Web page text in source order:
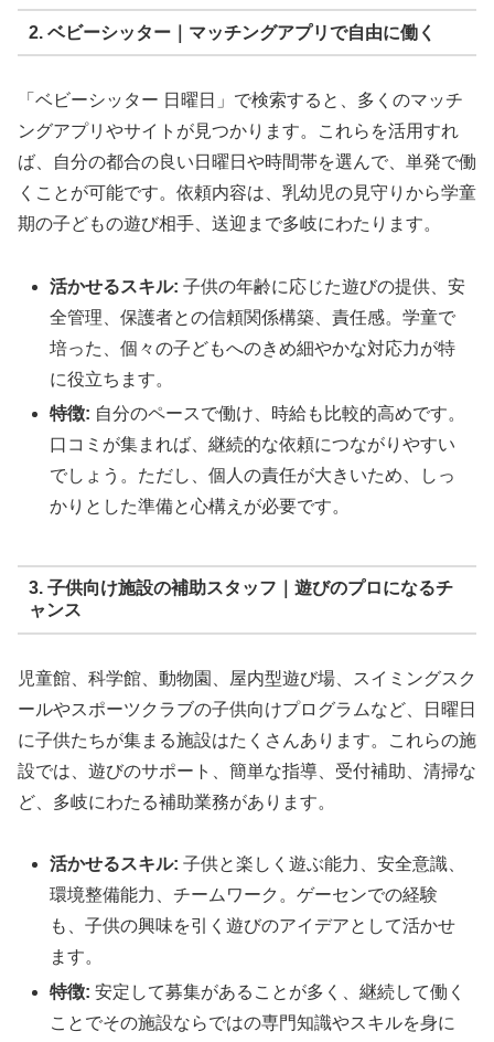
2. ベビーシッター｜マッチングアプリで自由に働く
「ベビーシッター 日曜日」で検索すると、多くのマッチ
ングアプリやサイトが見つかります。これらを活用すれ
ば、自分の都合の良い日曜日や時間帯を選んで、単発で働
くことが可能です。依頼内容は、乳幼児の見守りから学童
期の子どもの遊び相手、送迎まで多岐にわたります。
活かせるスキル: 子供の年齢に応じた遊びの提供、安
全管理、保護者との信頼関係構築、責任感。学童で
培った、個々の子どもへのきめ細やかな対応力が特
に役立ちます。
特徴: 自分のペースで働け、時給も比較的高めです。
口コミが集まれば、継続的な依頼につながりやすい
でしょう。ただし、個人の責任が大きいため、しっ
かりとした準備と心構えが必要です。
3. 子供向け施設の補助スタッフ｜遊びのプロになるチ
ャンス
児童館、科学館、動物園、屋内型遊び場、スイミングスク
ールやスポーツクラブの子供向けプログラムなど、日曜日
に子供たちが集まる施設はたくさんあります。これらの施
設では、遊びのサポート、簡単な指導、受付補助、清掃な
ど、多岐にわたる補助業務があります。
活かせるスキル: 子供と楽しく遊ぶ能力、安全意識、
環境整備能力、チームワーク。ゲーセンでの経験
も、子供の興味を引く遊びのアイデアとして活かせ
ます。
特徴: 安定して募集があることが多く、継続して働く
ことでその施設ならではの専門知識やスキルを身に